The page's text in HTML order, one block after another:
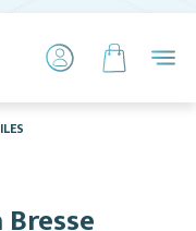
Bresse